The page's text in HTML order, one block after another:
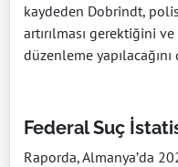
kaydeden Dobrindt,
artırılması gerektiğini
düzenleme
Federal Suç
Raporda, Almanya’da